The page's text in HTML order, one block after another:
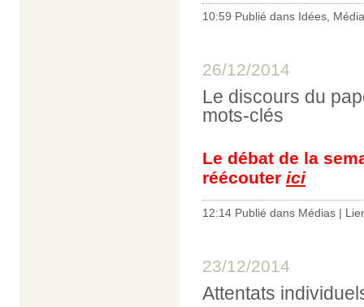
10:59 Publié dans Idées
26/12/2014
Le discours du
mots-clés
Le débat de la
réécouter ici
12:14 Publié dans Médias |
23/12/2014
Attentats